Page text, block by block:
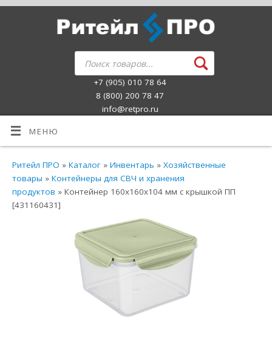
+7 (905) 010 78 64
8 (800) 200 78 47
info@retpro.ru
МЕНЮ
Ритейл ПРО »Каталог »Инвентарь »Хозяйственные
товары »Контейнеры для СВЧ и хранения
продуктов » Контейнер 160х160х104 мм с крышкой ПП
[431160431]